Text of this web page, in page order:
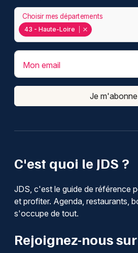
C'est quoi le JDS ?
JDS, c'est le guide de référence
et profiter. Agenda, restaurants,
s'occupe de tout.
Rejoignez-nous sur
43 - Haute-Loire
Choisir mes départements
Mon email
Je m'abonne